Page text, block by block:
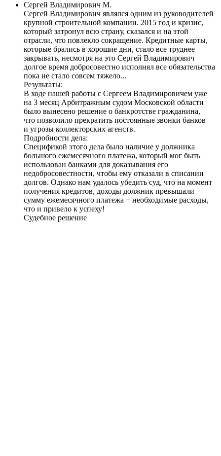
Сергей Владимирович М.
Сергей Владимирович являлся одним из руководителей
крупной строительной компании. 2015 год и кризис,
который затронул всю страну, сказался и на этой
отрасли, что повлекло сокращение. Кредитные карты,
которые брались в хорошие дни, стало все труднее
закрывать, несмотря на это Сергей Владимирович
долгое время добросовестно исполнял все обязательства
пока не стало совсем тяжело...
Результаты:
В ходе нашей работы с Сергеем Владимировичем уже
на 3 месяц Арбитражным судом Московской области
было вынесено решение о банкротстве гражданина,
что позволило прекратить постоянные звонки банков
и угрозы коллекторских агенств.
Подробности дела:
Спецификой этого дела было наличие у должника
большого ежемесячного платежа, который мог быть
использован банками для доказывания его
недобросовестности, чтобы ему отказали в списании
долгов. Однако нам удалось убедить суд, что на момент
получения кредитов, доходы должник превышали
сумму ежемесячного платежа + необходимые расходы,
что и привело к успеху!
Судебное решение